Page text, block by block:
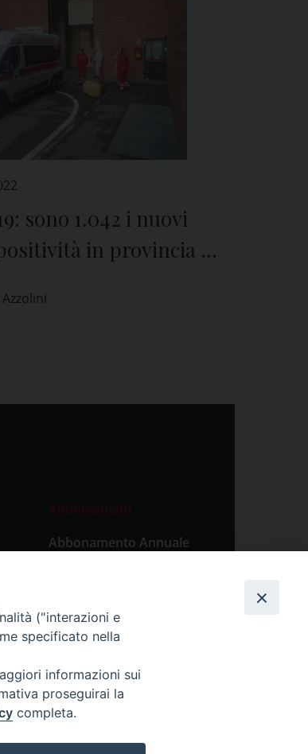
sono 1.042 i nuovi
in provincia di
Abbonamenti
Abbonamento Annuale
Abbonamento Singola
("interazioni e
specificato nella
informazioni sui
proseguirai la
completa.